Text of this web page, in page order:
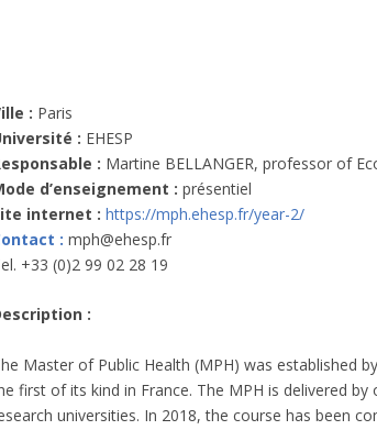
: Paris
: EHESP
: Martine BELLANGER, professor of
d’enseignement : présentiel
internet : https://mph.ehesp.fr/year-2/
: mph@ehesp.fr
+33 (0)2 99 02 28 19
:
Master of Public Health (MPH) was established
first of its kind in France. The MPH is delivered
universities. In 2018, the course has been